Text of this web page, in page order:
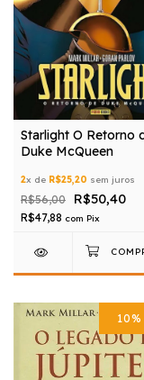
Starlight O Retorno
Duke McQueen
2x de R$25,20 sem juros
R$56,00 R$50,40
R$47,88 com Pix
10%